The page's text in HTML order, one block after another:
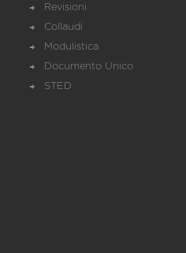
Revisioni
Collaudi
Modulistica
Documento Unico
STED